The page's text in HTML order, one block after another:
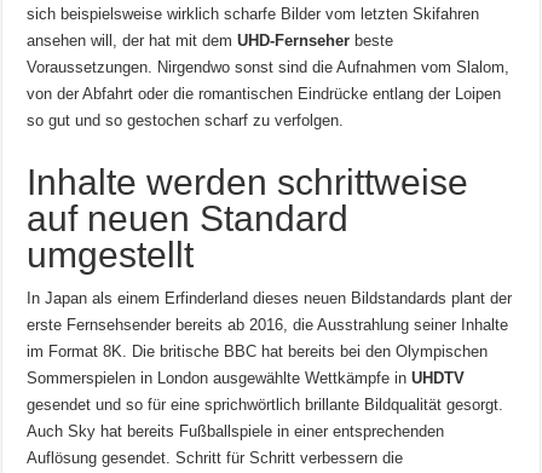
sich beispielsweise wirklich scharfe Bilder vom letzten Skifahren
ansehen will, der hat mit demUHD-Fernseher beste
Voraussetzungen. Nirgendwo sonst sind die Aufnahmen vom Slalom,
von der Abfahrt oder die romantischen Eindrücke entlang der Loipen
so gut und so gestochen scharf zu verfolgen.
Inhalte werden schrittweise
auf neuen Standard
umgestellt
In Japan als einem Erfinderland dieses neuen Bildstandards plant der
erste Fernsehsender bereits ab 2016, die Ausstrahlung seiner Inhalte
im Format 8K. Die britische BBC hat bereits bei den Olympischen
Sommerspielen in London ausgewählte Wettkämpfe in UHDTV
gesendet und so für eine sprichwörtlich brillante Bildqualität gesorgt.
Auch Sky hat bereits Fußballspiele in einer entsprechenden
Auflösung gesendet. Schritt für Schritt verbessern die